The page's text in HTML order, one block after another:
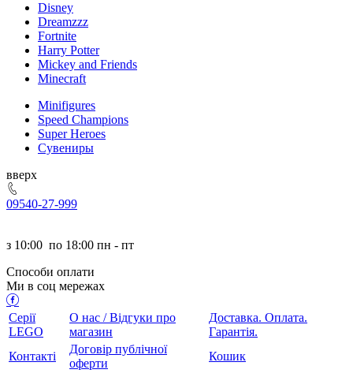
Disney
Dreamzzz
Fortnite
Harry Potter
Mickey and Friends
Minecraft
Minifigures
Speed Champions
Super Heroes
Сувениры
ерх
09540-27-999
з 10:00 по 18:00 пн - пт
Способи оплати
Ми в соц мережах
Серії
LEGO
О нас / Відгуки про
магазин
Доставка. Оплата.
Гарантія.
Контакті
Договір публічної
оферти
Кошик